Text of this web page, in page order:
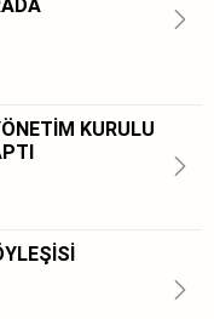
KURULU